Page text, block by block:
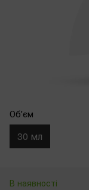
Об'єм
30 мл
В наявності